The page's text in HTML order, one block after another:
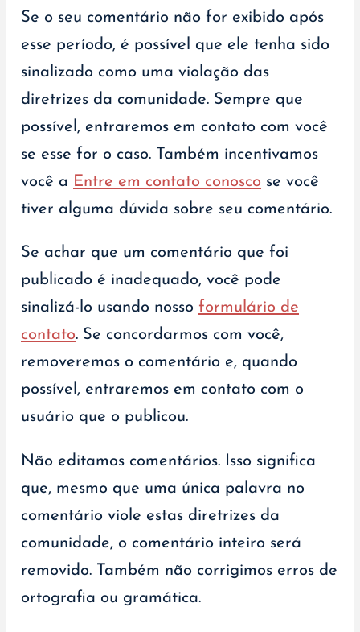
Se o seu comentário não for exibido após
esse período, é possível que ele tenha sido
sinalizado como uma violação das
diretrizes da comunidade. Sempre que
possível, entraremos em contato com você
se esse for o caso. Também incentivamos
você a Entre em contato conosco se você
tiver alguma dúvida sobre seu comentário.
Se achar que um comentário que foi
publicado é inadequado, você pode
sinalizá-lo usando nosso formulário de
contato. Se concordarmos com você,
removeremos o comentário e, quando
possível, entraremos em contato com o
usuário que o publicou.
Não editamos comentários. Isso significa
que, mesmo que uma única palavra no
comentário viole estas diretrizes da
comunidade, o comentário inteiro será
removido. Também não corrigimos erros de
ortografia ou gramática.